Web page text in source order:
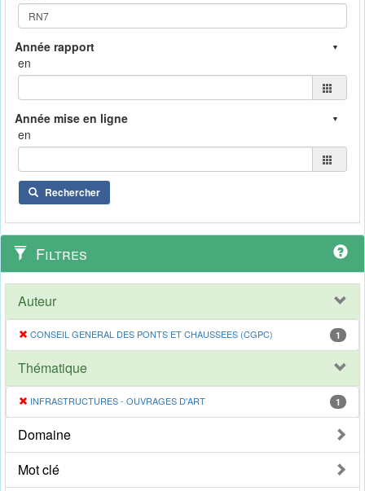
en
en
Rechercher
Filtres
Auteur
CONSEIL GENERAL DES PONTS ET CHAUSSEES (CGPC) 1
Thématique
INFRASTRUCTURES - OUVRAGES D'ART 1
Domaine
Mot clé